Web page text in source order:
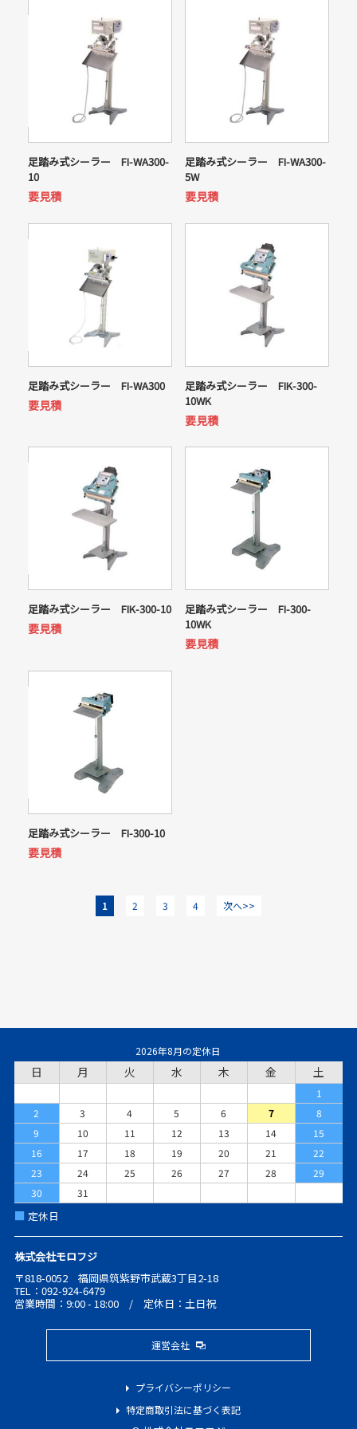
足踏み式シーラー FI-WA300-
10
要見積
足踏み式シーラー FI-WA300-
5W
要見積
足踏み式シーラー FI-WA300
要見積
足踏み式シーラー FIK-300-
10WK
要見積
足踏み式シーラー FIK-300-10
要見積
足踏み式シーラー FI-300-
10WK
要見積
足踏み式シーラー FI-300-10
要見積
1 2 3 4 次へ>>
2026年8月の定休日
日 月 火 水 木 金 土
1
2
3 4 5 6 7
8
9
10 11 12 13 14
15
16
17 18 19 20 21
22
23
24 25 26 27 28
29
30
31
■ 定休日
株式会社モロフジ
〒818-0052 福岡県筑紫野市武蔵3丁目2-18
TEL：092-924-6479
営業時間：9:00 - 18:00 / 定休日：土日祝
運営会社
プライバシーポリシー
特定商取引法に基づく表記